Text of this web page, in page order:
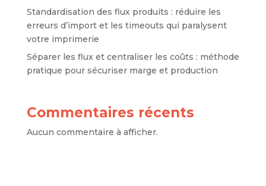
Standardisation des flux produits : réduire les
erreurs d’import et les timeouts qui paralysent
votre imprimerie
Séparer les flux et centraliser les coûts : méthode
pratique pour sécuriser marge et production
Commentaires récents
Aucun commentaire à afficher.